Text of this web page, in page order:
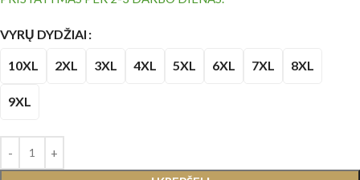
VYRŲ DYDŽIAI
10XL 2XL 3XL 4XL 5XL 6XL 7XL 8XL
9XL